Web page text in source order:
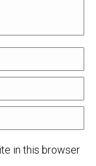
in this browser